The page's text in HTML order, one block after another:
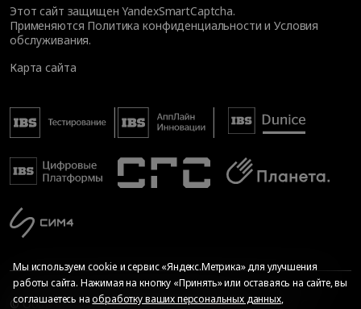
Этот сайт защищен YandexSmartCaptcha.
Применяются Политика конфиденциальности иУсловия
обслуживания.
Карта сайта
© Общество с ограниченной ответственностью «ИБС
Мы используем cookie и сервис «Яндекс.Метрика» для улучшения
работы сайта. Нажимая на кнопку «Принять» или оставаясь на сайте, вы
соглашаетесь наобработку ваших персональных данных,